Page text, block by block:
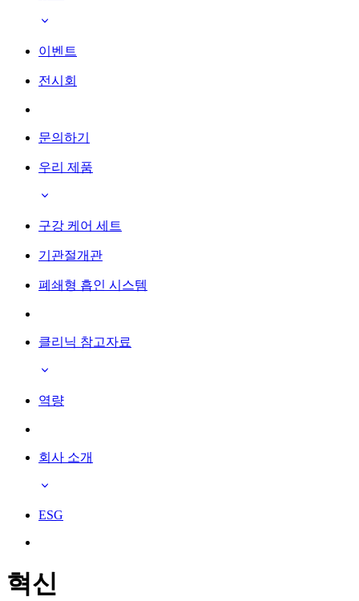
이벤트
전시회
문의하기
우리 제품
구강 케어 세트
기관절개관
폐쇄형 흡인 시스템
클리닉 참고자료
역량
회사 소개
ESG
혁신